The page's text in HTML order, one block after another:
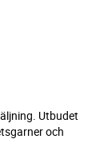
Utbudet
och